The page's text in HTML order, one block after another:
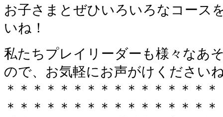
お子さまとぜひいろいろなコース
いね！
私たちプレイリーダーも様々なあ
ので、お気軽にお声がけください
＊＊＊＊＊＊＊＊＊＊＊＊＊＊＊
＊＊＊＊＊＊＊＊＊＊＊＊＊＊＊＊